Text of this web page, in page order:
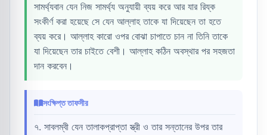
সামর্থ্যবান যেন নিজ সামর্থ্য অনুযায়ী ব্যয় করে আর যার রিয্ক
সংকীর্ণ করা হয়েছে সে যেন আল্লাহ তাকে যা দিয়েছেন তা হতে
ব্যয় করে। আল্লাহ কারো ওপর বোঝা চাপাতে চান না তিনি তাকে
যা দিয়েছেন তার চাইতে বেশী। আল্লাহ কঠিন অবস্থার পর সহজতা
দান করবেন।
সংক্ষিপ্ত তাফসীর
৭. সাবলম্বী যেন তালাকপ্রাপ্তা স্ত্রী ও তার সন্তানের উপর তার